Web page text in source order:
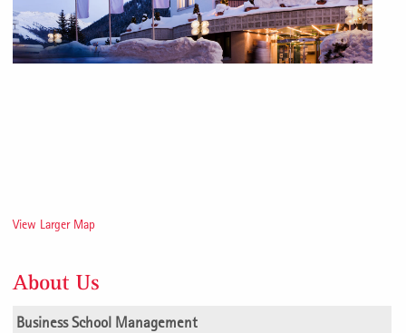
View Larger Map
About Us
Business School Management